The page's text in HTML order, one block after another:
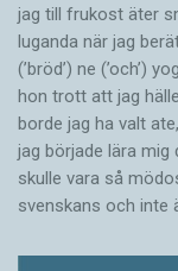
jag till frukost äter
luganda när jag
(’bröd’) ne (’och’)
hon trott att jag
borde jag ha valt
jag började lära mig
skulle vara så
svenskans och inte